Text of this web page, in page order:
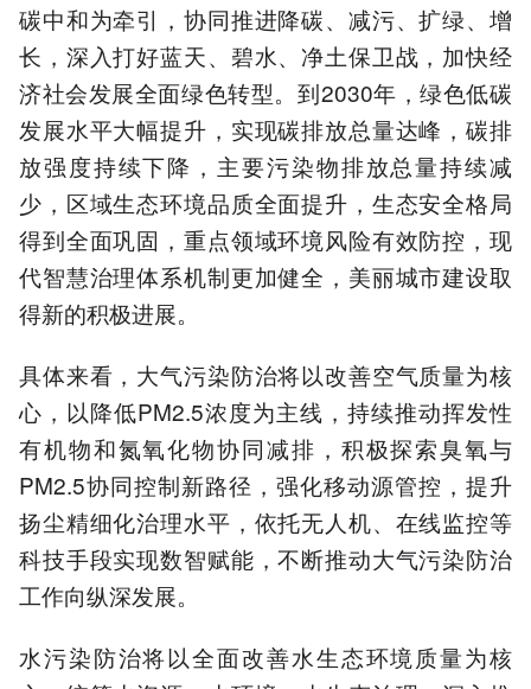
碳中和为牵引，协同推进降碳、减污、扩绿、增
长，深入打好蓝天、碧水、净土保卫战，加快经
济社会发展全面绿色转型。到2030年，绿色低碳
发展水平大幅提升，实现碳排放总量达峰，碳排
放强度持续下降，主要污染物排放总量持续减
少，区域生态环境品质全面提升，生态安全格局
得到全面巩固，重点领域环境风险有效防控，现
代智慧治理体系机制更加健全，美丽城市建设取
得新的积极进展。
具体来看，大气污染防治将以改善空气质量为核
心，以降低PM2.5浓度为主线，持续推动挥发性
有机物和氮氧化物协同减排，积极探索臭氧与
PM2.5协同控制新路径，强化移动源管控，提升
扬尘精细化治理水平，依托无人机、在线监控等
科技手段实现数智赋能，不断推动大气污染防治
工作向纵深发展。
水污染防治将以全面改善水生态环境质量为核